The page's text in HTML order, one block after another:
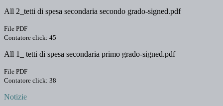
All 2_tetti di spesa secondaria secondo grado-signed.pdf
File PDF
Contatore click: 45
All 1_ tetti di spesa secondaria primo grado-signed.pdf
File PDF
Contatore click: 38
Notizie